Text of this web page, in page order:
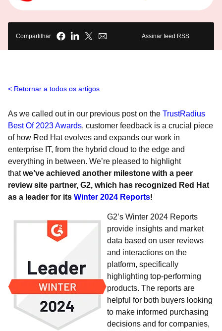
Compartilhar Assinar feed RSS
Retornar a todos os artigos
As we called out in our previous post on the TrustRadius
Best Of 2023 Awards, customer feedback is a crucial piece
of how Red Hat evolves and expands our work in
enterprise IT, from the hybrid cloud to the edge and
everything in between. We’re pleased to highlight
thatwe’ve achieved another milestone with a peer
review site partner, G2, which has recognized Red Hat
as a leader for its Winter 2024 Reports!
G2’s Winter 2024 Reports
provide insights and market
data based on user reviews
and interactions on the
platform, specifically
highlighting top-performing
products. The reports are
helpful for both buyers looking
to make informed purchasing
decisions and for companies,